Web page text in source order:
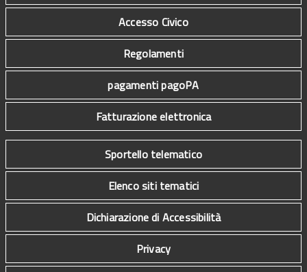
Accesso Civico
Regolamenti
pagamenti pagoPA
Fatturazione elettronica
Sportello telematico
Elenco siti tematici
Dichiarazione di Accessibilità
Privacy